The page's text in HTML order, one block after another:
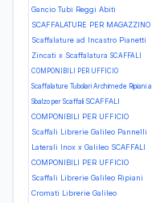
Gancio Tubi Reggi Abiti
SCAFFALATURE PER MAGAZZINO
Scaffalature ad Incastro Pianetti
Zincati x Scaffalatura SCAFFALI
COMPONIBILI PER UFFICIO
Scaffalature Tubolari Archimede Ripiani a
Sbalzo per Scaffali SCAFFALI
COMPONIBILI PER UFFICIO
Scaffali Librerie Galileo Pannelli
Laterali Inox x Galileo SCAFFALI
COMPONIBILI PER UFFICIO
Scaffali Librerie Galileo Ripiani
Cromati Librerie Galileo